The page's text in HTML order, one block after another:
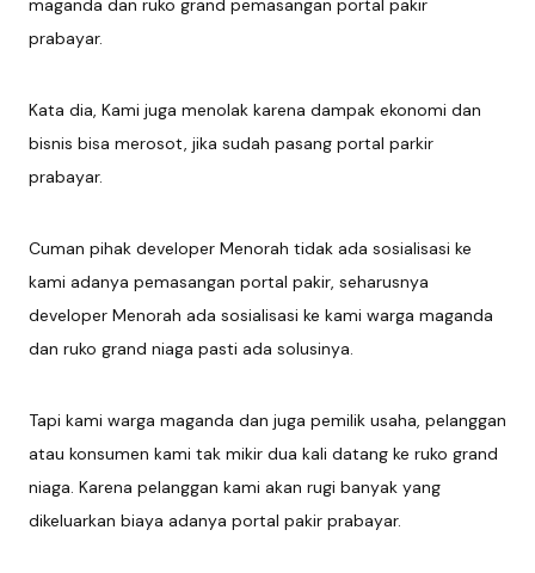
maganda dan ruko grand pemasangan portal pakir
prabayar.
Kata dia, Kami juga menolak karena dampak ekonomi dan
bisnis bisa merosot, jika sudah pasang portal parkir
prabayar.
Cuman pihak developer Menorah tidak ada sosialisasi ke
kami adanya pemasangan portal pakir, seharusnya
developer Menorah ada sosialisasi ke kami warga maganda
dan ruko grand niaga pasti ada solusinya.
Tapi kami warga maganda dan juga pemilik usaha, pelanggan
atau konsumen kami tak mikir dua kali datang ke ruko grand
niaga. Karena pelanggan kami akan rugi banyak yang
dikeluarkan biaya adanya portal pakir prabayar.